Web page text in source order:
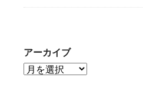
アーカイブ